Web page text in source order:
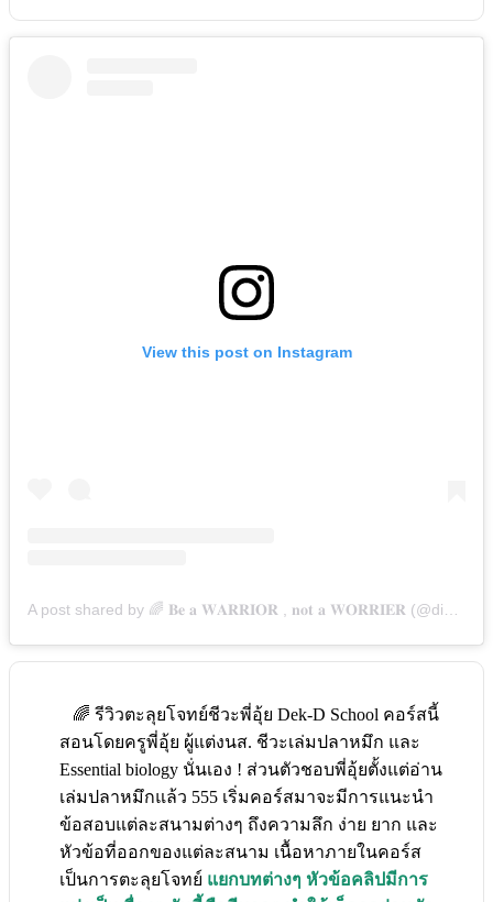
View this post on Instagram
🌈 รีวิวตะลุยโจทย์ชีวะพี่อุ้ย Dek-D School คอร์สนี้
สอนโดยครูพี่อุ้ย ผู้แต่งนส. ชีวะเล่มปลาหมึก และ
Essential biology นั่นเอง ! ส่วนตัวชอบพี่อุ้ยตั้งแต่อ่าน
เล่มปลาหมึกแล้ว 555 เริ่มคอร์สมาจะมีการแนะนำ
ข้อสอบแต่ละสนามต่างๆ ถึงความลึก ง่าย ยาก และ
หัวข้อที่ออกของแต่ละสนาม เนื้อหาภายในคอร์ส
เป็นการตะลุยโจทย์ แยกบทต่างๆ หัวข้อคลิปมีการ